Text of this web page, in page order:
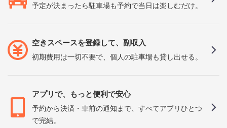
予定が決まったら駐車場も予約で当日は楽しむだけ。
空きスペースを登録して、副収入
初期費用は一切不要で、個人の駐車場も貸し出せる。
アプリで、もっと便利で安心
予約から決済・車前の通知まで、すべてアプリひとつ
で完結。